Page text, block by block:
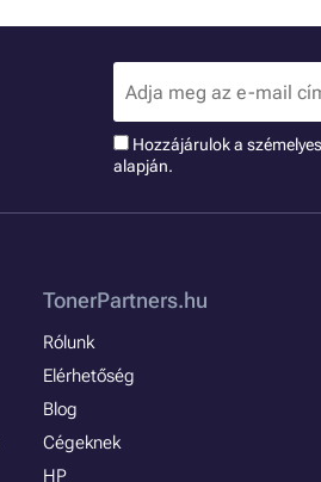
Hozzájárulok a
alapján.
TonerPartners.hu
Rólunk
Elérhetőség
Blog
Cégeknek
HP